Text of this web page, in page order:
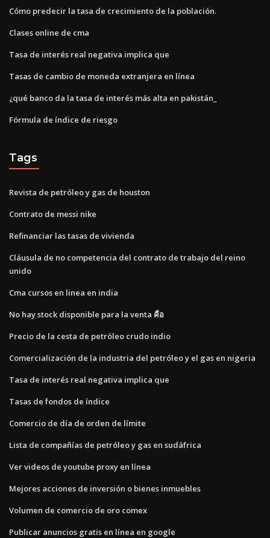
Cómo predecir la tasa de crecimiento de la población.
Clases online de cma
Tasa de interés real negativa implica que
Tasas de cambio de moneda extranjera en línea
¿qué banco da la tasa de interés más alta en pakistán_
Fórmula de índice de riesgo
Tags
Revista de petróleo y gas de houston
Contrato de messi nike
Refinanciar las tasas de vivienda
Cláusula de no competencia del contrato de trabajo del reino
unido
Cma cursos en linea en india
No hay stock disponible para la venta คือ
Precio de la cesta de petróleo crudo indio
Comercialización de la industria del petróleo y el gas en nigeria
Tasa de interés real negativa implica que
Tasas de fondos de índice
Comercio de día de orden de límite
Lista de compañías de petróleo y gas en sudáfrica
Ver videos de youtube proxy en línea
Mejores acciones de inversión o bienes inmuebles
Volumen de comercio de oro comex
Publicar anuncios gratis en línea en google